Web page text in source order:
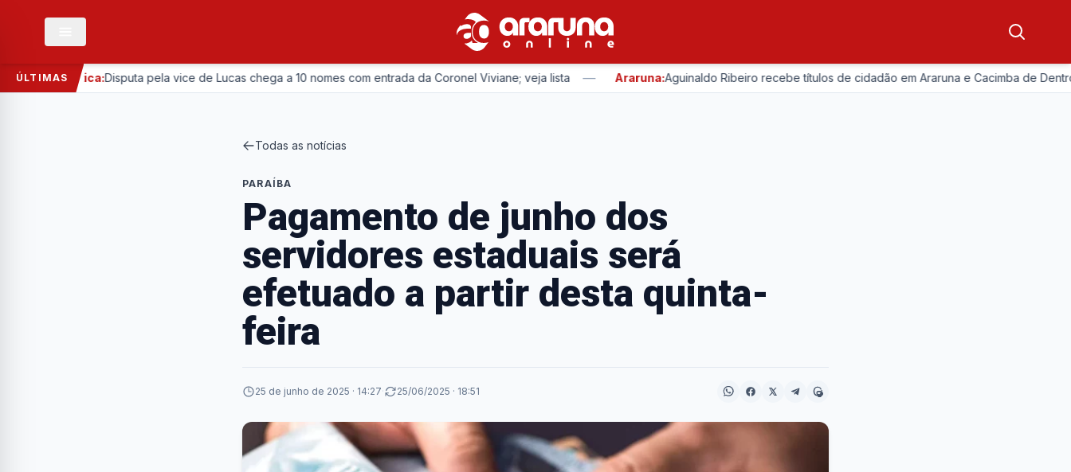
ÚLTIMAS
Política:Disputa pela vice de Lucas chega a 10 nomes com entrada da Coronel Viviane; veja lista — Araruna:Aguinaldo Ribeiro recebe títulos de cidadão em Araruna e Cacimba de Dentro
Todas as notícias
PARAÍBA
Pagamento de junho dos
servidores estaduais será
efetuado a partir desta quinta-
feira
25 de junho de 2025 · 14:27· 25/06/2025 · 18:51